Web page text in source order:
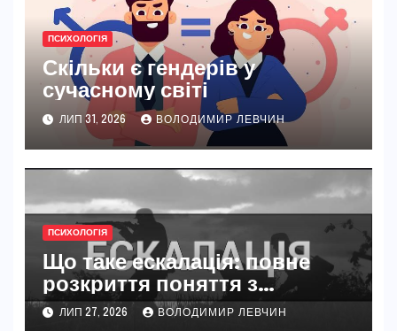
ПСИХОЛОГІЯ
Скільки є гендерів у
сучасному світі
ЛИП 31, 2026 ВОЛОДИМИР ЛЕВЧИН
ПСИХОЛОГІЯ
Що таке ескалація: повне
розкриття поняття з
прикладами
ЛИП 27, 2026 ВОЛОДИМИР ЛЕВЧИН